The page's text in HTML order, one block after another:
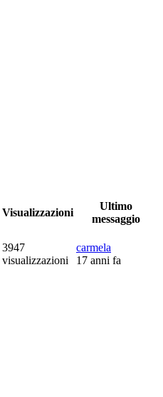
Visualizzazioni
Ultimo
messaggio
3947
visualizzazioni
carmela
17 anni fa